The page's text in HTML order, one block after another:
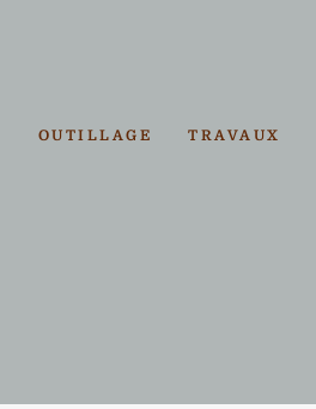
OUTILLAGE TRAVAUX